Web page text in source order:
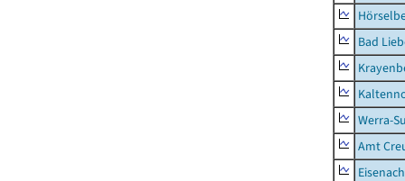
Bad
Werra-
Amt